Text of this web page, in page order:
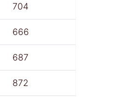
704
666
687
872